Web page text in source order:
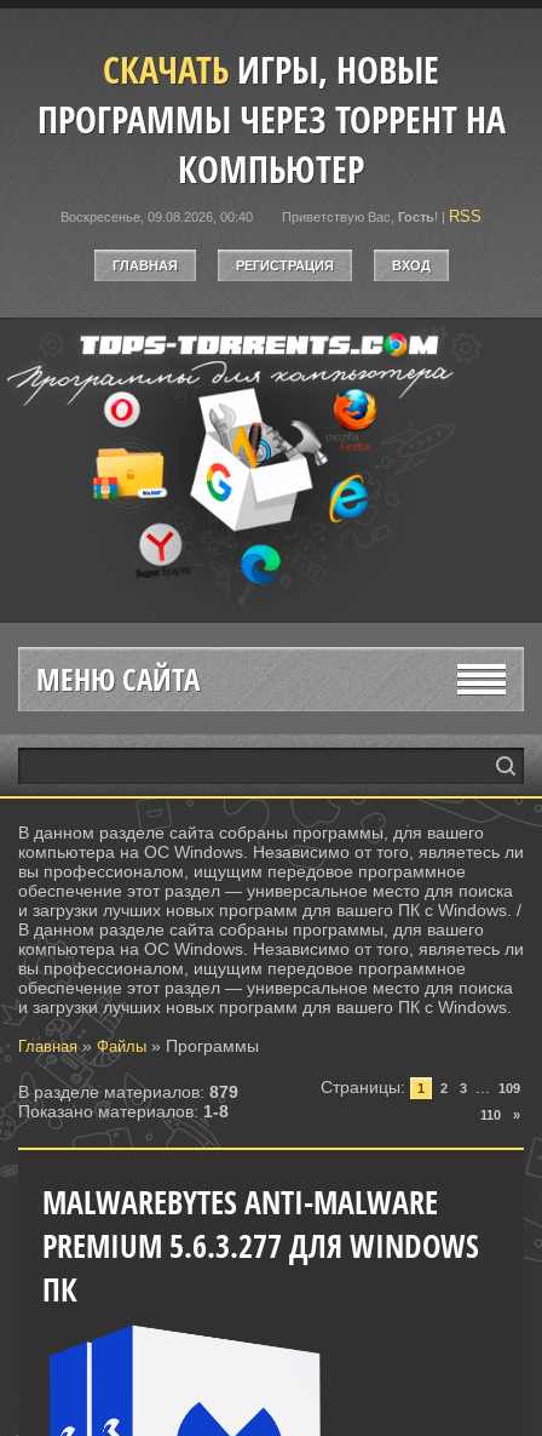
СКАЧАТЬИГРЫ, НОВЫЕ
ПРОГРАММЫ ЧЕРЕЗ ТОРРЕНТ НА
КОМПЬЮТЕР
Воскресенье, 09.08.2026, 00:40 Приветствую Вас Гость! | RSS
ГЛАВНАЯ РЕГИСТРАЦИЯ ВХОД
МЕНЮ САЙТА
В данном разделе сайта собраны программы, для вашего
компьютера на ОС Windows. Независимо от того, являетесь ли
вы профессионалом, ищущим передовое программное
обеспечение этот раздел — универсальное место для поиска
и загрузки лучших новых программ для вашего ПК с Windows. /
В данном разделе сайта собраны программы, для вашего
компьютера на ОС Windows. Независимо от того, являетесь ли
вы профессионалом, ищущим передовое программное
обеспечение этот раздел — универсальное место для поиска
и загрузки лучших новых программ для вашего ПК с Windows.
Главная» Файлы » Программы
В разделе материалов: 879
Показано материалов: 1-8
Страницы: 1 2 3
109
110
»
MALWAREBYTES ANTI-MALWARE
PREMIUM 5.6.3.277 ДЛЯ WINDOWS
ПК